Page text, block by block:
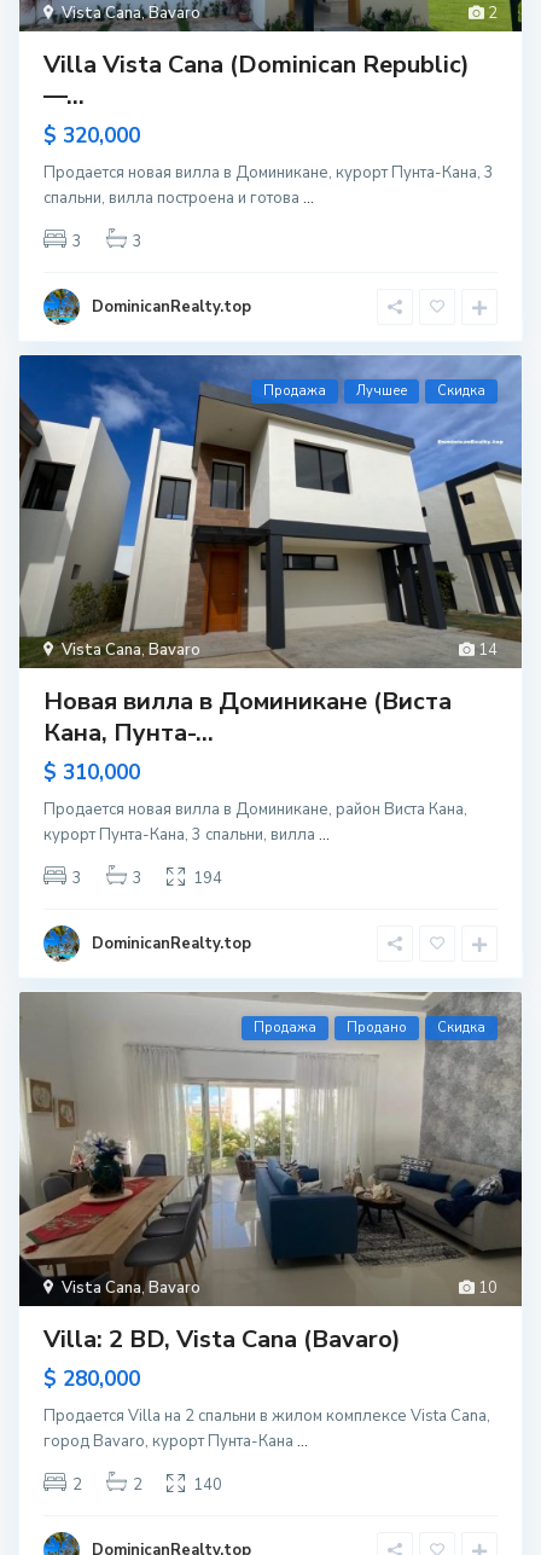
2
Vista Cana,Bavaro
Villa Vista Cana (Dominican Republic)
—...
$ 320,000
Продается новая вилла в Доминикане, курорт Пунта-Кана, 3
спальни, вилла построена и готова ...
3
3
DominicanRealty.top
14
Vista Cana,Bavaro
Продажа Лучшее Скидка
Новая вилла в Доминикане (Виста
Кана, Пунта-...
$ 310,000
Продается новая вилла в Доминикане, район Виста Кана,
курорт Пунта-Кана, 3 спальни, вилла ...
3
3 194
DominicanRealty.top
10
Vista Cana,Bavaro
Продажа Продано Скидка
Villa: 2 BD, Vista Cana (Bavaro)
$ 280,000
Продается Villa на 2 спальни в жилом комплексе Vista Cana,
город Bavaro, курорт Пунта-Кана ...
2
2 140
DominicanRealty.top